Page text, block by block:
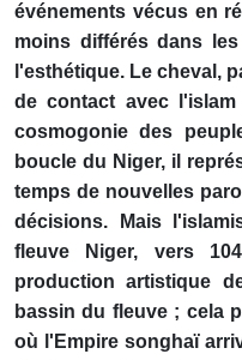
événements vécus en
moins différés dans
l'esthétique. Le cheval,
de contact avec
cosmogonie des
boucle du Niger, il
temps de nouvelles
décisions. Mais
fleuve Niger, vers
production artistique
bassin du fleuve ; cela
où l'Empire songhaï